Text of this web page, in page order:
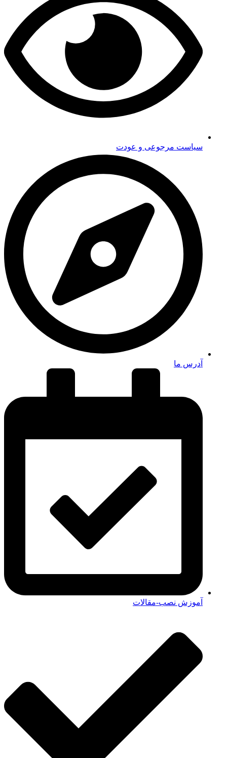
سیاست مرجوعی و عودت
آدرس ما
آموزش نصب-مقالات